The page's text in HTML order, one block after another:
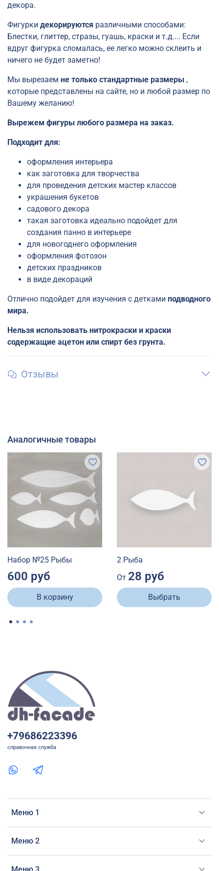
декора.
Фигурки декорируются различными способами:
Блестки, глиттер, стразы, гуашь, краски и т.д.... Если
вдруг фигурка сломалась, ее легко можно склеить и
ничего не будет заметно!
Мы вырезаем не только стандартные размеры ,
которые представлены на сайте, но и любой размер по
Вашему желанию!
Вырежем фигуры любого размера на заказ.
Подходит для:
оформления интерьера
как заготовка для творчества
для проведения детских мастер классов
украшения букетов
садового декора
такая заготовка идеально подойдет для
создания панно в интерьере
для новогоднего оформления
оформления фотозон
детских праздников
в виде декораций
Отлично подойдет для изучения с детками подводного
мира.
Нельзя использовать нитрокраски и краски
содержащие ацетон или спирт без грунта.
Отзывы
Аналогичные товары
Набор №25 Рыбы
600 руб
В корзину
2 Рыба
От 28 руб
Выбрать
Меню 1
Меню 2
+79686223396
справочная служба